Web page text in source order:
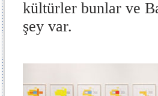
kültürler bunlar ve
şey var.